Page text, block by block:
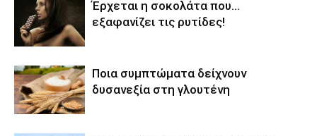
Έρχεται η σοκολάτα που…
εξαφανίζει τις ρυτίδες!
Ποια συμπτώματα δείχνουν
δυσανεξία στη γλουτένη